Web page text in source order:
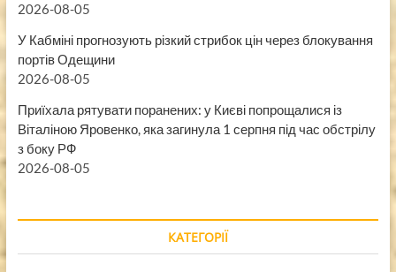
2026-08-05
У Кабміні прогнозують різкий стрибок цін через блокування
портів Одещини
2026-08-05
Приїхала рятувати поранених: у Києві попрощалися із
Віталіною Яровенко, яка загинула 1 серпня під час обстрілу
з боку РФ
2026-08-05
КАТЕГОРІЇ